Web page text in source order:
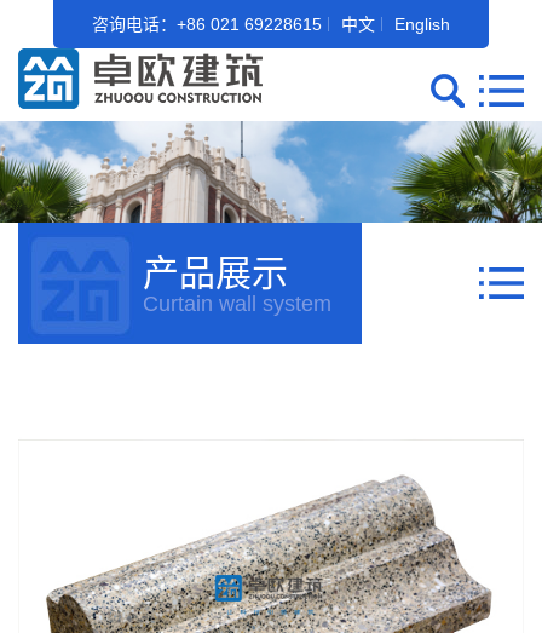
咨询电话：+86 021 69228615 中文 English
产品展示
Curtain wall system